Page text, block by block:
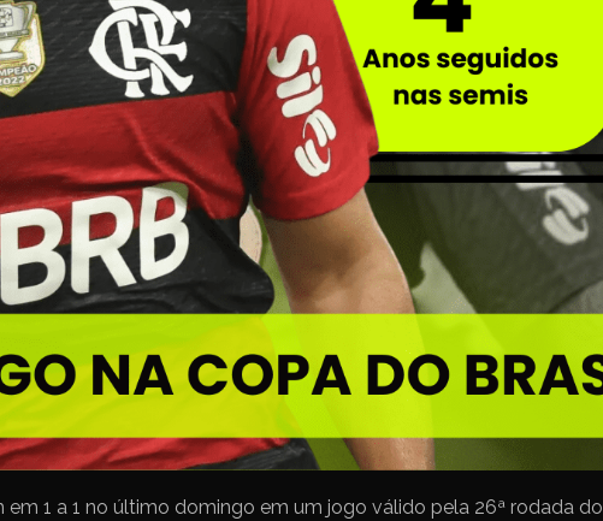
1 a 1 no último domingo em um jogo válido pela 26ª rodada do